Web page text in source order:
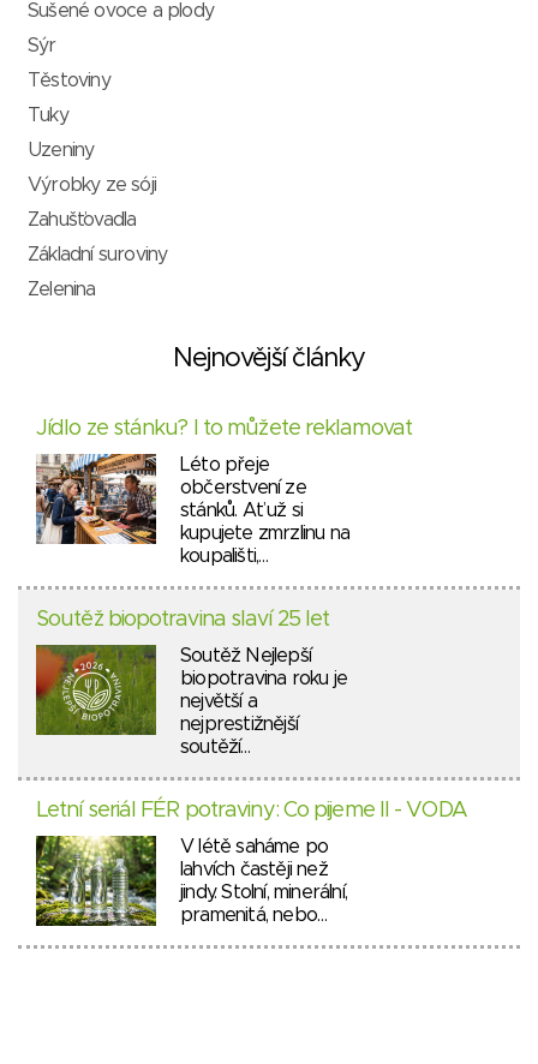
Sušené ovoce a plody
Sýr
Těstoviny
Tuky
Uzeniny
Výrobky ze sóji
Zahušťovadla
Základní suroviny
Zelenina
Nejnovější články
Jídlo ze stánku? I to můžete reklamovat
Léto přeje
občerstvení ze
stánků. Ať už si
kupujete zmrzlinu na
koupališti,…
Soutěž biopotravina slaví 25 let
Soutěž Nejlepší
biopotravina roku je
největší a
nejprestižnější
soutěží…
Letní seriál FÉR potraviny: Co pijeme II - VODA
V létě saháme po
lahvích častěji než
jindy. Stolní, minerální,
pramenitá, nebo…